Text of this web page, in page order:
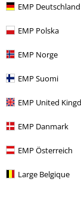
EMP Deutschland
EMP Polska
EMP Norge
EMP Suomi
EMP United
EMP Danmark
EMP Österreich
Large Belgique
27% DTO
Ropa & accesorios
Estilos
Estilos Ideas de